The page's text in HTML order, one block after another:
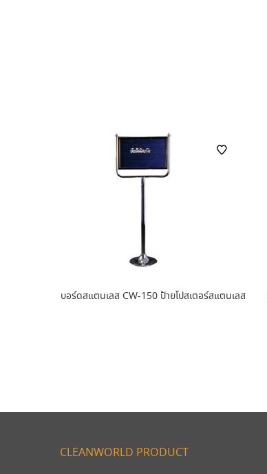
บอร์ดสแตนเลส CW-150 ป้ายโปสเตอร์สแตนเลส
CLEANWORLD PRODUCT